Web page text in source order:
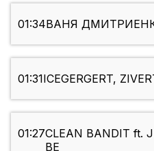
01:34ВАНЯ
01:31ICEGERGERT,
01:27CLEAN BANDIT ft.
BE